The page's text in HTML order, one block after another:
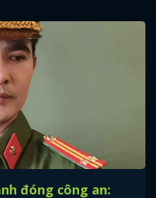
đóng công an: